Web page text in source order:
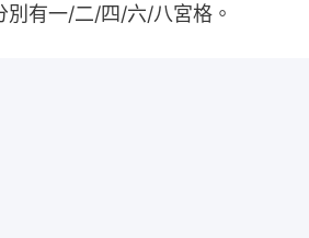
有一/二/四/六/八宮格。